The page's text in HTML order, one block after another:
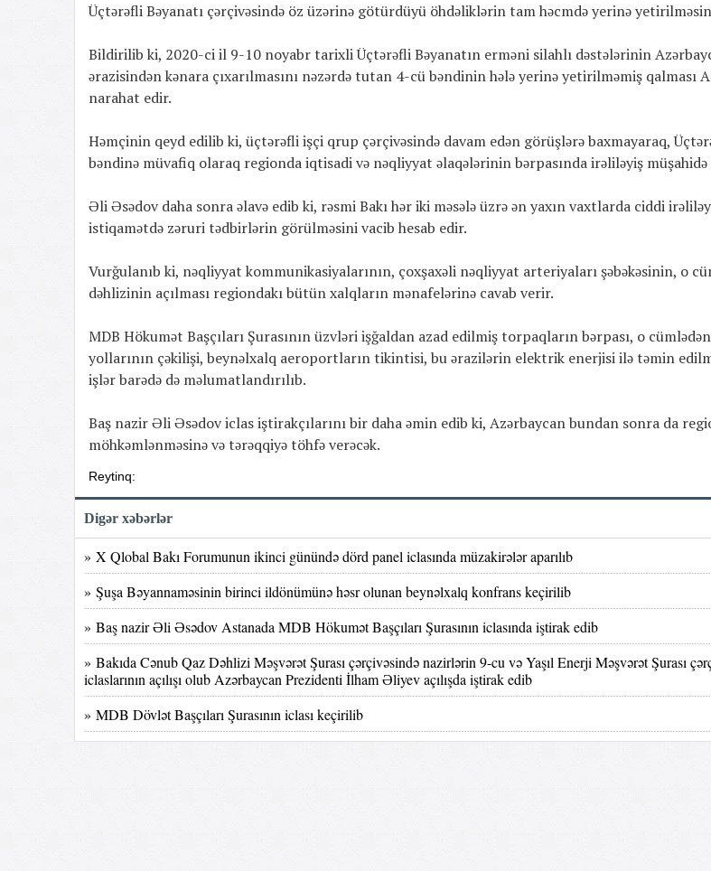
Üçtərəfli Bəyanatı çərçivəsində öz üzərinə götürdüyü öhdəliklərin tam həcmdə yerinə
Bildirilib ki, 2020-ci il 9-10 noyabr tarixli Üçtərəfli Bəyanatın erməni silahlı dəstələrinin
ərazisindən kənara çıxarılmasını nəzərdə tutan 4-cü bəndinin hələ yerinə yetirilməmiş qalması
narahat edir.
Həmçinin qeyd edilib ki, üçtərəfli işçi qrup çərçivəsində davam edən görüşlərə baxmayaraq,
bəndinə müvafiq olaraq regionda iqtisadi və nəqliyyat əlaqələrinin bərpasında irəliləyiş
Əli Əsədov daha sonra əlavə edib ki, rəsmi Bakı hər iki məsələ üzrə ən yaxın vaxtlarda ciddi
istiqamətdə zəruri tədbirlərin görülməsini vacib hesab edir.
Vurğulanıb ki, nəqliyyat kommunikasiyalarının, çoxşaxəli nəqliyyat arteriyaları şəbəkəsinin, o
dəhlizinin açılması regiondakı bütün xalqların mənafelərinə cavab verir.
MDB Hökumət Başçıları Şurasının üzvləri işğaldan azad edilmiş torpaqların bərpası, o
yollarının çəkilişi, beynəlxalq aeroportların tikintisi, bu ərazilərin elektrik enerjisi ilə təmin
işlər barədə də məlumatlandırılıb.
Baş nazir Əli Əsədov iclas iştirakçılarını bir daha əmin edib ki, Azərbaycan bundan sonra da
möhkəmlənməsinə və tərəqqiyə töhfə verəcək.
Reytinq:
Digər xəbərlər
» X Qlobal Bakı Forumunun ikinci günündə dörd panel iclasında müzakirələr aparılıb
» Şuşa Bəyannaməsinin birinci ildönümünə həsr olunan beynəlxalq konfrans keçirilib
» Baş nazir Əli Əsədov Astanada MDB Hökumət Başçıları Şurasının iclasında iştirak edib
» Bakıda Cənub Qaz Dəhlizi Məşvərət Şurası çərçivəsində nazirlərin 9-cu və Yaşıl Enerji Məşvərət Şurası
iclaslarının açılışı olub Azərbaycan Prezidenti İlham Əliyev açılışda iştirak edib
» MDB Dövlət Başçıları Şurasının iclası keçirilib